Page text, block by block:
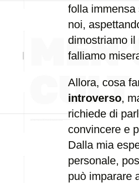
folla
noi,
dimostriamo
falliamo
Allora, cosa
introverso,
richiede di
convincere e
Dalla mia
personale,
può imparare